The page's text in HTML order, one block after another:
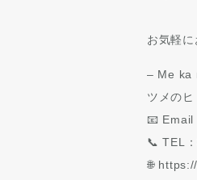
お気軽
– Me ka
ツメの
📧
📞 TEL
🌐